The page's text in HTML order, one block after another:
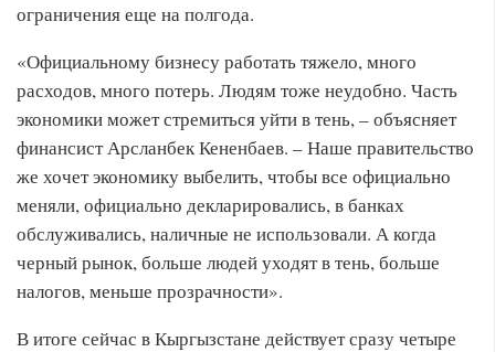
ограничения еще на полгода.
«Официальному бизнесу работать тяжело, много
расходов, много потерь. Людям тоже неудобно. Часть
экономики может стремиться уйти в тень, – ​объясняет
финансист Арсланбек Кененбаев. – ​Наше правительство
же хочет экономику выбелить, чтобы все официально
меняли, официально декларировались, в банках
обслуживались, наличные не использовали. А когда
черный рынок,​ больше людей уходят в тень, больше
налогов, меньше прозрачности».
В итоге сейчас в Кыргызстане действует сразу четыре